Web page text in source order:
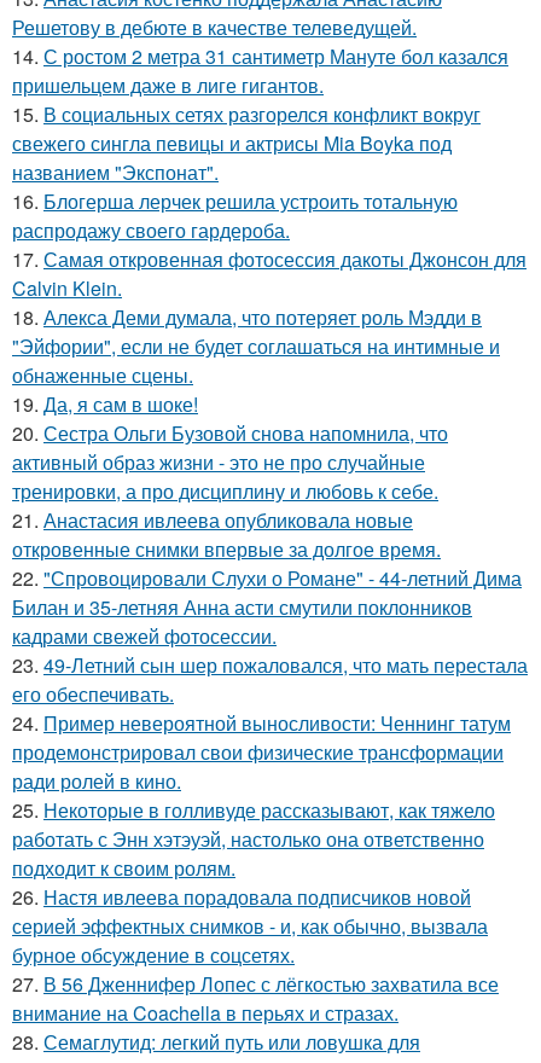
Решетову в дебюте в качестве телеведущей.
14. С ростом 2 метра 31 сантиметр Мануте бол казался
пришельцем даже в лиге гигантов.
15. В социальных сетях разгорелся конфликт вокруг
свежего сингла певицы и актрисы Mia Boyka под
названием "Экспонат".
16. Блогерша лерчек решила устроить тотальную
распродажу своего гардероба.
17. Самая откровенная фотосессия дакоты Джонсон для
Calvin Klein.
18. Алекса Деми думала, что потеряет роль Мэдди в
"Эйфории", если не будет соглашаться на интимные и
обнаженные сцены.
19. Да, я сам в шоке!
20. Сестра Ольги Бузовой снова напомнила, что
активный образ жизни - это не про случайные
тренировки, а про дисциплину и любовь к себе.
21. Анастасия ивлеева опубликовала новые
откровенные снимки впервые за долгое время.
22. "Спровоцировали Слухи о Романе" - 44-летний Дима
Билан и 35-летняя Анна асти смутили поклонников
кадрами свежей фотосессии.
23. 49-Летний сын шер пожаловался, что мать перестала
его обеспечивать.
24. Пример невероятной выносливости: Ченнинг татум
продемонстрировал свои физические трансформации
ради ролей в кино.
25. Некоторые в голливуде рассказывают, как тяжело
работать с Энн хэтэуэй, настолько она ответственно
подходит к своим ролям.
26. Настя ивлеева порадовала подписчиков новой
серией эффектных снимков - и, как обычно, вызвала
бурное обсуждение в соцсетях.
27. В 56 Дженнифер Лопес с лёгкостью захватила все
внимание на Coachella в перьях и стразах.
28. Семаглутид: легкий путь или ловушка для